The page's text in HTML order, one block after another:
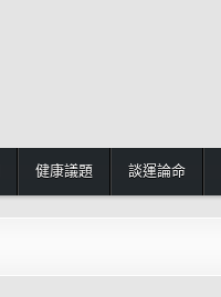
健康議題 談運論命